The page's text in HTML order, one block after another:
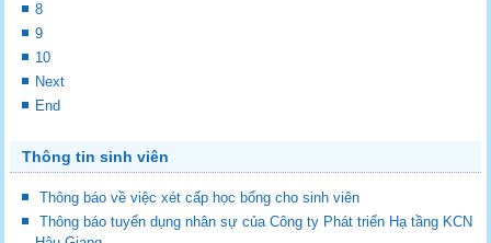
8
9
10
Next
End
Thông tin sinh viên
Thông báo về việc xét cấp học bổng cho sinh viên
Thông báo tuyển dụng nhân sự của Công ty Phát triển Hạ tầng KCN